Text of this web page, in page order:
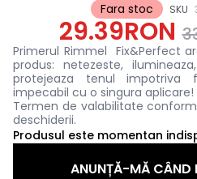
Fara stoc SKU
29.39RON
Primerul Rimmel Fix&Perfect
produs: netezeste,
protejeaza tenul impotriva
impecabil cu o singura aplicare!
Termen de valabilitate
deschiderii.
Produsul este momentan
ANUNȚĂ-MĂ CÂND